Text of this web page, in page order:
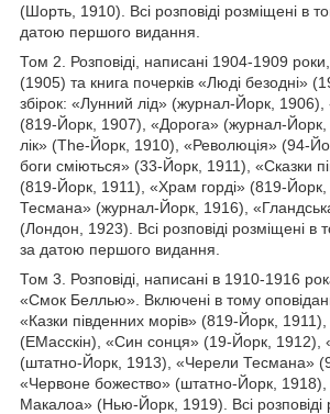
(Шорть, 1910). Всі розповіді розміщені в
датою першого видання.
Том 2. Розповіді, написані 1904-1909
(1905) та книга почерків «Люді безодні»
збірок: «Лунний лід» (журнал-Йорк,
(819-Йорк, 1907), «Дорога» (журнал-
лік» (The-Йорк, 1910), «Революція» (94-
боги сміються» (33-Йорк, 1911), «Сказки
(819-Йорк, 1911), «Храм горді» (819-
Тесмана» (журнал-Йорк, 1916),
(Лондон, 1923). Всі розповіді розміщені в
за датою першого видання.
Том 3. Розповіді, написані в 1910-1916
«Смок Беллью». Включені в тому
«Казки південних морів» (819-Йорк,
(ЕМасскін), «Син сонця» (19-Йорк, 1912),
(штатно-Йорк, 1913), «Черели Тесмана»
«Червоне божество» (штатно-Йорк,
Макалоа» (Нью-Йорк, 1919). Всі розповіді